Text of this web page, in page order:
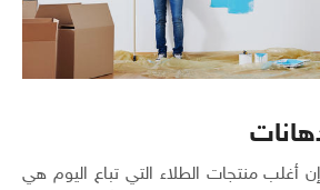
أغلب منتجات الطلاء التي تباع اليوم هي